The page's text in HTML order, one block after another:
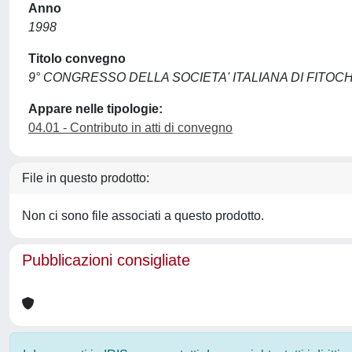
Anno
1998
Titolo convegno
9° CONGRESSO DELLA SOCIETA' ITALIANA DI
Appare nelle tipologie:
04.01 - Contributo in atti di convegno
File in questo prodotto:
Non ci sono file associati a questo prodotto.
Pubblicazioni consigliate